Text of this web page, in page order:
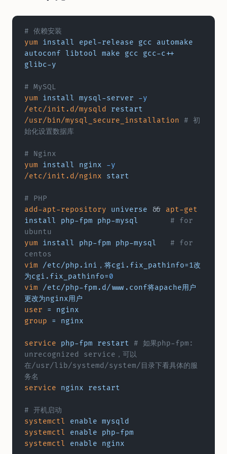
# 依赖安装
yum install epel-release gcc
automake
autoconf libtool make gcc
gcc-c++
glibc-y
# MySQL
yum install mysql-server -y
/etc/init.d/mysqld
restart
/usr/bin/mysql_secure_installation # 初
始化设置数据库
# Nginx
yum install nginx -y
/etc/init.d/nginx start
# PHP
add-apt-repository universe && apt-get
install
php-fpm php-mysql
ubuntu
yum install php-fpm php-mysql
centos
vim /etc/php.ini，将cgi.fix_pathinfo=1改
为cgi.fix_pathinfo=0
vim /etc/php-fpm.d/www.conf将apache用户
更改为nginx用户
user =
nginx
group = nginx
service php-fpm restart
unrecognized service，可以
在/usr/lib/systemd/system/目录下看具体的服
务名
service nginx restart
# 开机启动
systemctl
enable mysqld
systemctl
enable php-fpm
systemctl
enable nginx